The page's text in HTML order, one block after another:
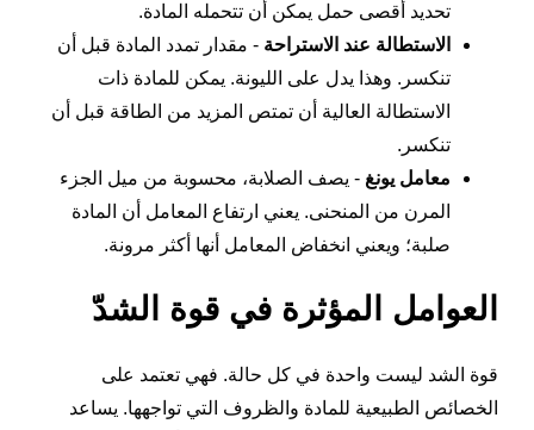
تحديد أقصى حمل يمكن أن تتحمله المادة.
الاستطالة عند الاستراحة - مقدار تمدد المادة قبل أن
تنكسر. وهذا يدل على الليونة. يمكن للمادة ذات
الاستطالة العالية أن تمتص المزيد من الطاقة قبل أن
تنكسر.
معامل يونغ - يصف الصلابة، محسوبة من ميل الجزء
المرن من المنحنى. يعني ارتفاع المعامل أن المادة
صلبة؛ ويعني انخفاض المعامل أنها أكثر مرونة.
العوامل المؤثرة في قوة الشدّ
قوة الشد ليست واحدة في كل حالة. فهي تعتمد على
الخصائص الطبيعية للمادة والظروف التي تواجهها. يساعد